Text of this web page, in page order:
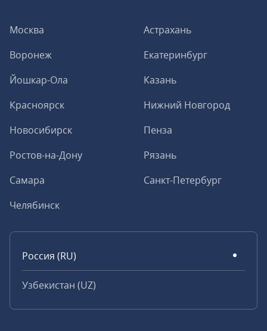
Москва
Астрахань
Воронеж
Екатеринбург
Йошкар-Ола
Казань
Красноярск
Нижний Новгород
Новосибирск
Пенза
Ростов-на-Дону
Рязань
Самара
Санкт-Петербург
Челябинск
Россия (RU)
Узбекистан (UZ)